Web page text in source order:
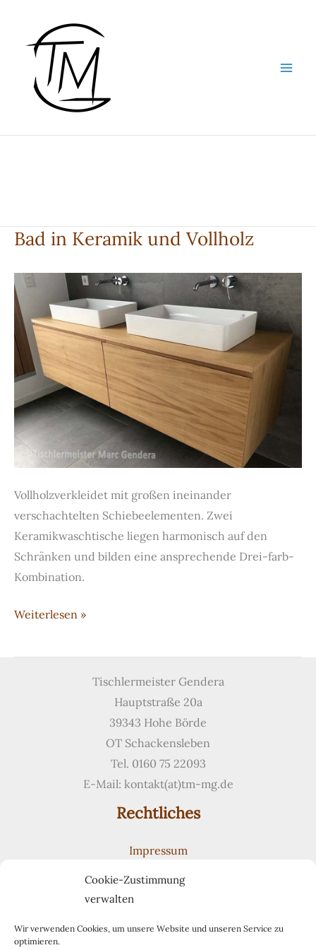
Cookie-Zustimmung
verwalten
Wir verwenden Cookies, um unsere Website und unseren Service zu
optimieren.
springen
Bad in Keramik und Vollholz
Vollholzverkleidet mit großen ineinander
verschachtelten Schiebeelementen. Zwei
Keramikwaschtische liegen harmonisch auf den
Schränken und bilden eine ansprechende Drei-farb-
Kombination.
Bad
Keramik
Weiterlesen »
Tischlermeister Gendera
Hauptstraße 20a
39343 Hohe Börde
OT Schackensleben
Tel. 0160 75 22093
E-Mail: kontakt(at)tm-mg.de
Rechtliches
Impressum
Cookie-Richtlinie (EU)
Suchen